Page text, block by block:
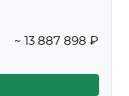
~ 13 887 898 ₽